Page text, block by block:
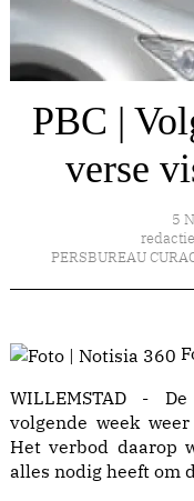
PBC |
verse
5
PERSBUREAU
WILLEMSTAD -
volgende week
Het verbod daarop
alles nodig heeft om